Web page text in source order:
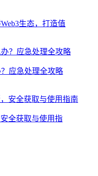
生态，打造值
应急处理全攻略
全获取与使用指